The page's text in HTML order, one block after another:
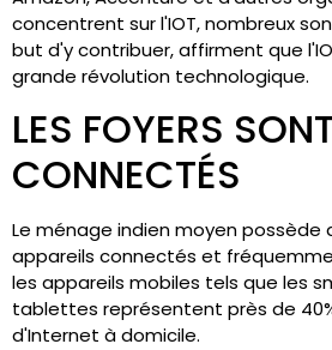
concentrent sur l'IOT, nombreux
but d'y contribuer, affirment que
grande révolution technologique.
LES FOYERS
CONNECTÉS
Le ménage indien moyen possède
appareils connectés et
les appareils mobiles tels que les
tablettes représentent près de
d'Internet à domicile.